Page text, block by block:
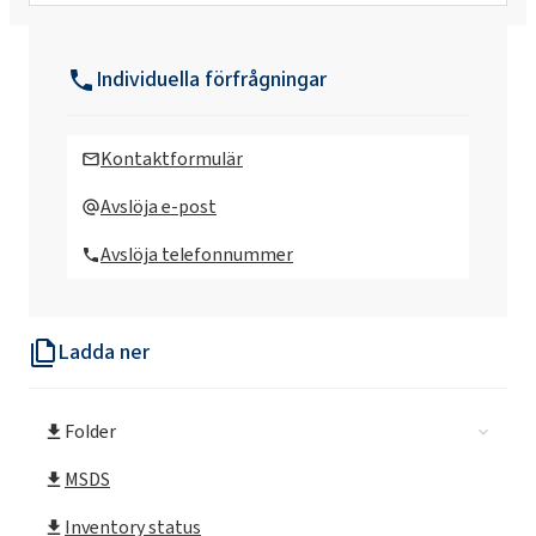
Ladda ner
Folder
MSDS
Inventory status
Kaustiksoda lut 35% lösning
Kaustiksodalut 45% lösning
Individuella förfrågningar
Kontaktformulär
Avslöja e-post
Avslöja telefonnummer